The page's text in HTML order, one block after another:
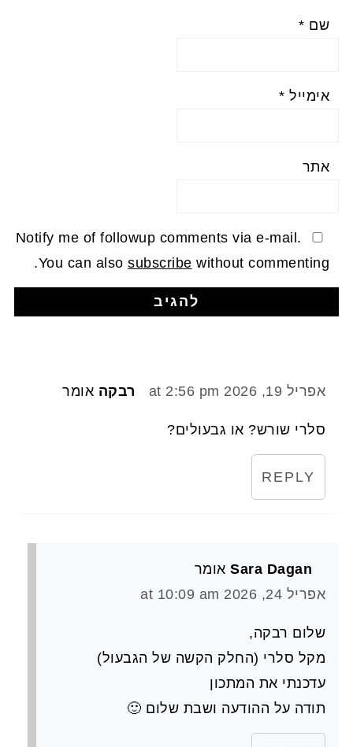
שם *
אימייל *
אתר
Notify me of followup comments via e-mail.
You can alsosubscribe without commenting.
רבקה אומר אפריל 19, 2026 at 2:56 pm
סלרי שורש? או גבעולים?
REPLY
Sara Dagan אומר
אפריל 24, 2026 at 10:09 am
שלום רבקה,
מקל סלרי (החלק הקשה של הגבעול)
עדכנתי את המתכון
תודה על ההודעה ושבת שלום 🙂